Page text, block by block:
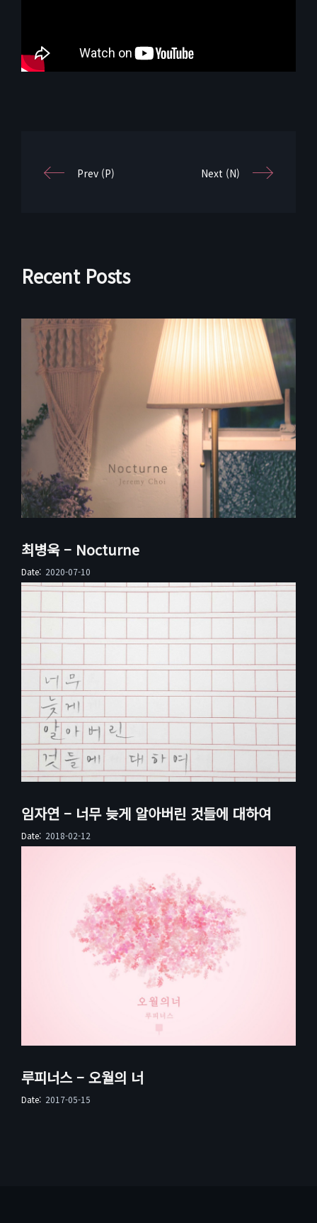
Prev (P) Next (N)
Recent Posts
최병욱 – Nocturne
Date: 2020-07-10
임자연 – 너무 늦게 알아버린 것들에 대하여
Date: 2018-02-12
루피너스 – 오월의 너
Date: 2017-05-15